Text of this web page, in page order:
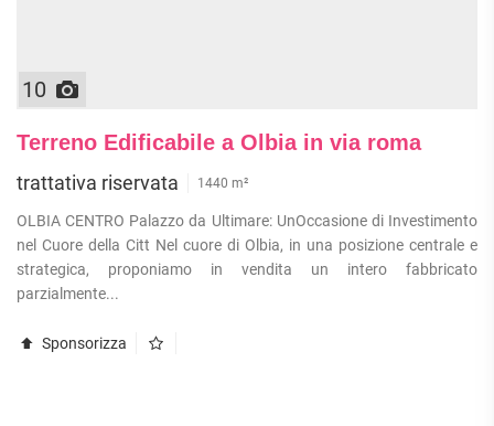
10
Terreno Edificabile a Olbia in via roma
trattativa riservata 1440 m²
OLBIA CENTRO Palazzo da Ultimare: UnOccasione di Investimento
nel Cuore della Citt Nel cuore di Olbia, in una posizione centrale e
strategica, proponiamo in vendita un intero fabbricato
parzialmente...
Sponsorizza